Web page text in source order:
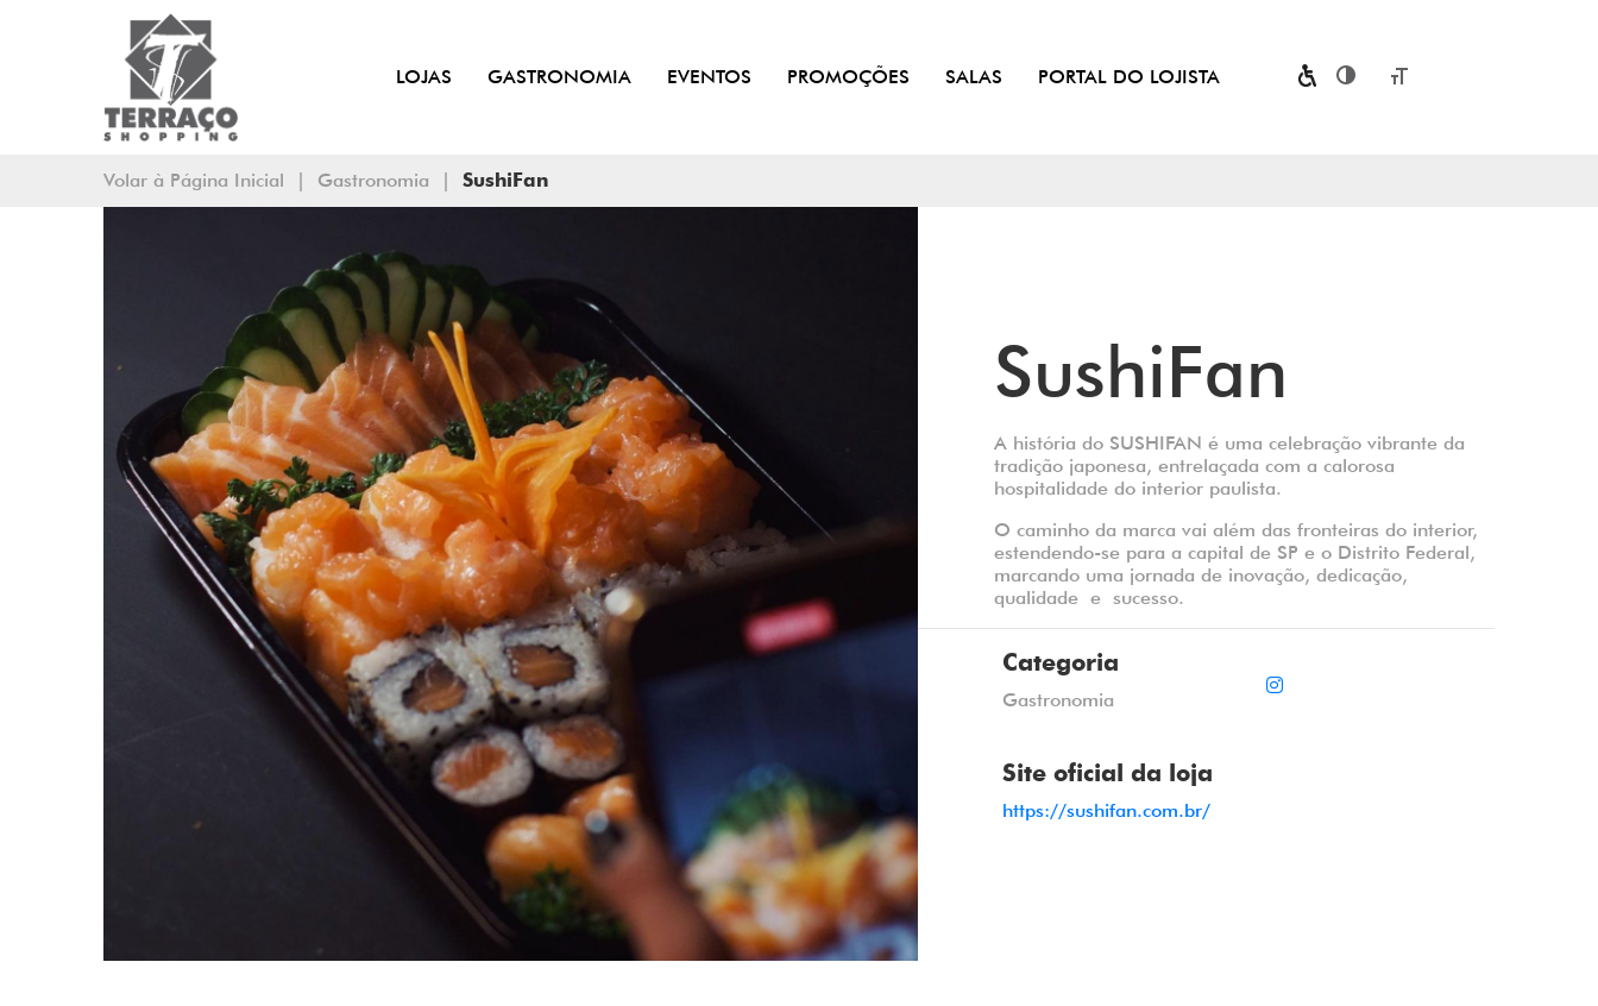
LOJAS GASTRONOMIA EVENTOS PROMOÇÕES SALAS PORTAL DO LOJISTA Toggle High Contrast
Toggle Font size
Volar à Página Inicial | Gastronomia | SushiFan
SushiFan
A história do SUSHIFAN é uma celebração vibrante da
tradição japonesa, entrelaçada com a calorosa
hospitalidade do interior paulista.
O caminho da marca vai além das fronteiras do interior,
estendendo-se para a capital de SP e o Distrito Federal,
marcando uma jornada de inovação, dedicação,
qualidade e sucesso.
Categoria
Gastronomia
Site oficial da loja
https://sushifan.com.br/